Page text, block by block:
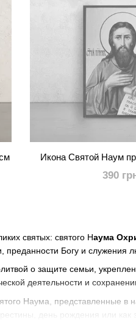
святых: святого Наума
преданности Богу и
о защите семьи,
деятельности и
Наума, представленные в
день рождения или
Икона Святой Наум
390